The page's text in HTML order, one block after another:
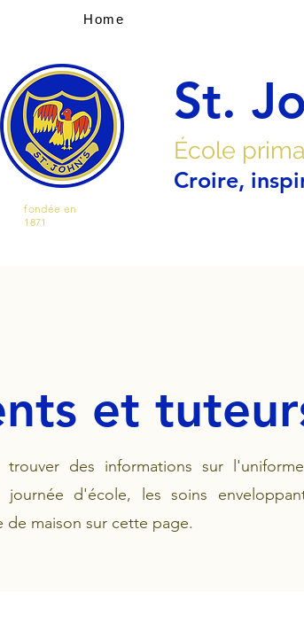
fondée en
1871
St.
École
Croire,
Home
et
trouver des informations sur
journée d'école, les soins
de maison sur cette page.